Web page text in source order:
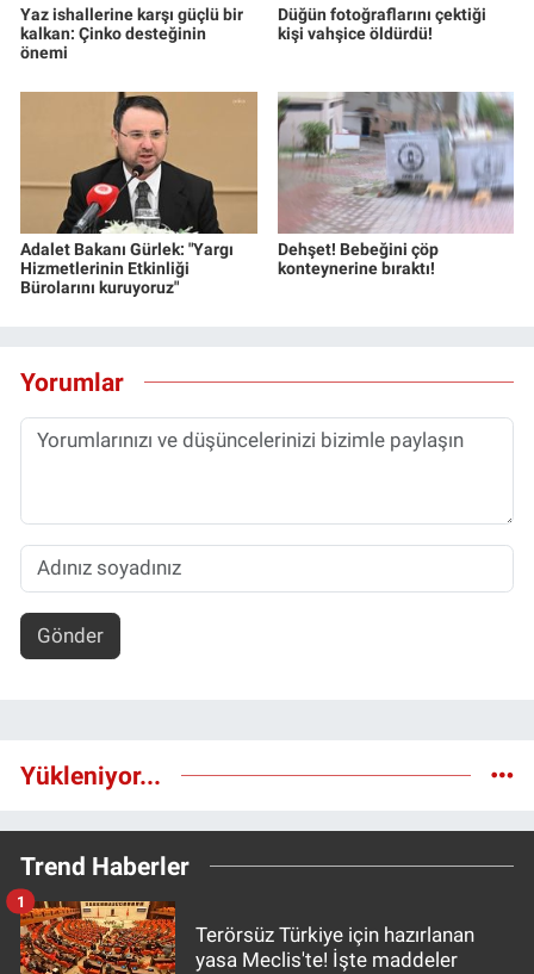
Yaz ishallerine karşı güçlü bir
kalkan: Çinko desteğinin
önemi
Düğün fotoğraflarını çektiği
kişi vahşice öldürdü!
Adalet Bakanı Gürlek: "Yargı
Hizmetlerinin Etkinliği
Bürolarını kuruyoruz"
Dehşet! Bebeğini çöp
konteynerine bıraktı!
Yorumlar
Gönder
Yükleniyor...
Trend Haberler
Terörsüz Türkiye için hazırlanan
yasa Meclis'te! İşte maddeler
1
Yerel Yaşam